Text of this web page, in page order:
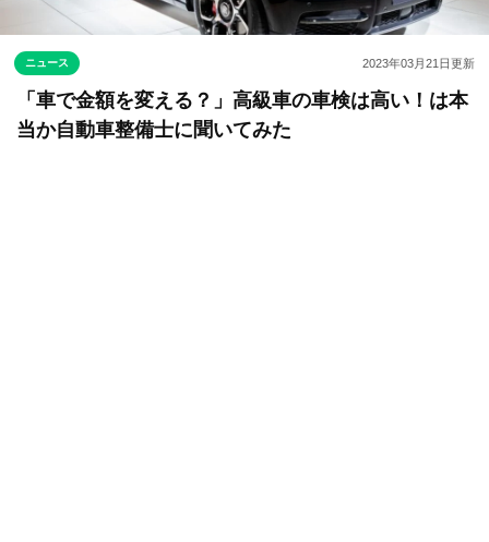
ニュース 2023年03月21日更新
「車で金額を変える？」高級車の車検は高い！は本
当か自動車整備士に聞いてみた